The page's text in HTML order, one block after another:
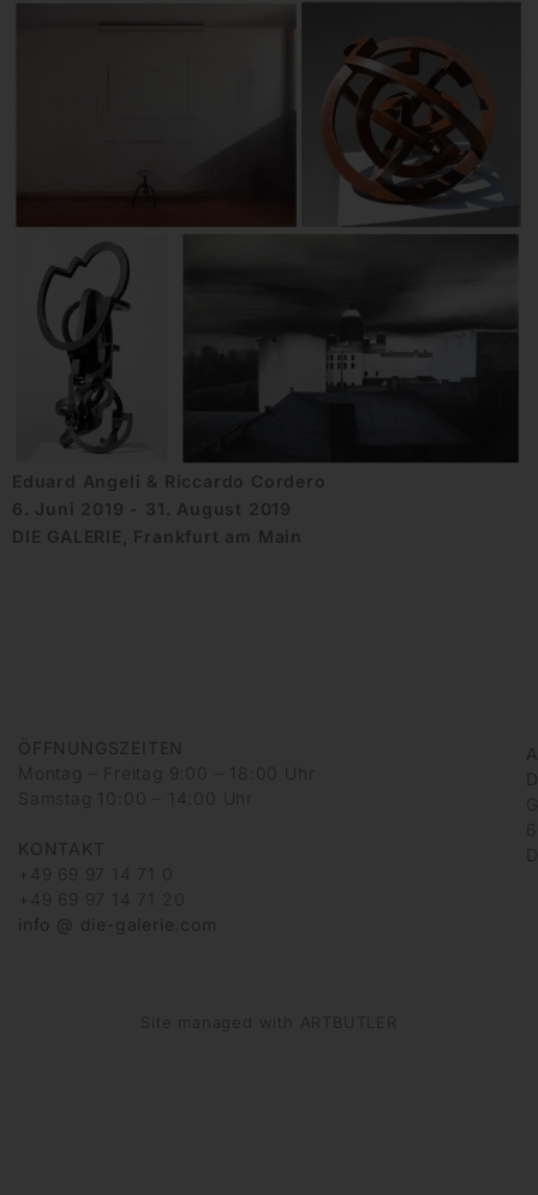
Eduard Angeli & Riccardo Cordero
6. Juni 2019 - 31. August 2019
DIE GALERIE, Frankfurt am Main
ÖFFNUNGSZEITEN
Montag – Freitag 9:00 – 18:00 Uhr
Samstag 10:00 – 14:00 Uhr
KONTAKT
+49 69 97 14 71 0
+49 69 97 14 71 20
info @ die-galerie.com
Site managed with ARTBUTLER